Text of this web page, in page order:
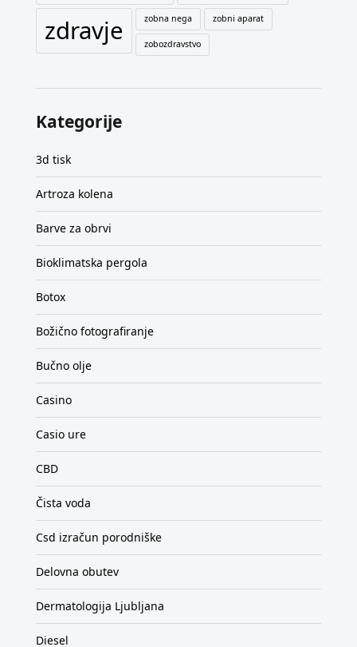
zdravje zobna nega zobni aparat
zobozdravstvo
Kategorije
3d tisk
Artroza kolena
Barve za obrvi
Bioklimatska pergola
Botox
Božično fotografiranje
Bučno olje
Casino
Casio ure
CBD
Čista voda
Csd izračun porodniške
Delovna obutev
Dermatologija Ljubljana
Diesel